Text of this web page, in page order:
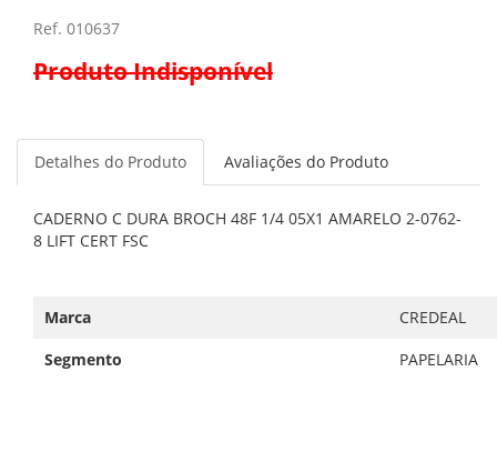
Ref. 010637
Produto Indisponível
Detalhes do Produto Avaliações do Produto
CADERNO C DURA BROCH 48F 1/4 05X1 AMARELO 2-0762-
8 LIFT CERT FSC
Marca
CREDEAL
Segmento
PAPELARIA